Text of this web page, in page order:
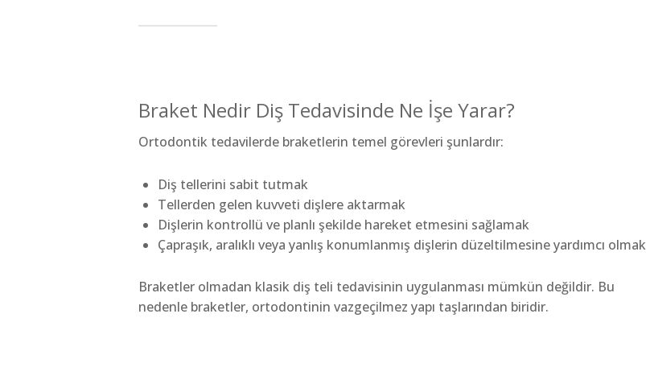
Braket Nedir Diş Tedavisinde Ne İşe Yarar?
Ortodontik tedavilerde braketlerin temel görevleri şunlardır:
Diş tellerini sabit tutmak
Tellerden gelen kuvveti dişlere aktarmak
Dişlerin kontrollü ve planlı şekilde hareket etmesini sağlamak
Çapraşık, aralıklı veya yanlış konumlanmış dişlerin düzeltilmesine yardımcı olmak
Braketler olmadan klasik diş teli tedavisinin uygulanması mümkün değildir. Bu
nedenle braketler, ortodontinin vazgeçilmez yapı taşlarından biridir.